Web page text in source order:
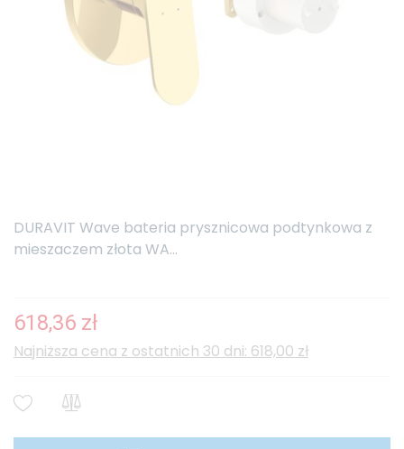
DURAVIT Wave bateria prysznicowa podtynkowa z
mieszaczem złota WA...
618,36 zł
Najniższa cena z ostatnich 30 dni: 618,00 zł